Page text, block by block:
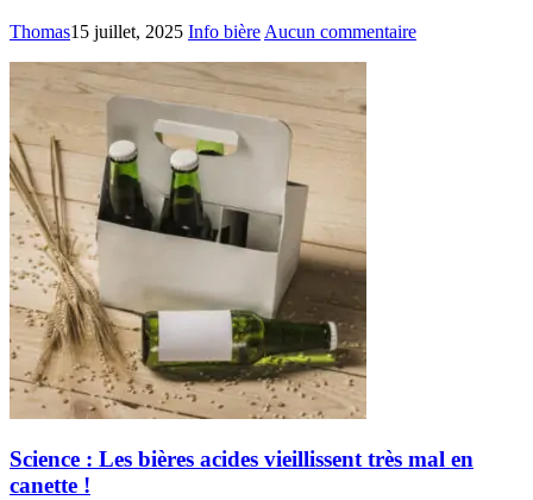
Thomas15 juillet, 2025 Info bière Aucun commentaire
Science : Les bières acides vieillissent très mal en
canette !